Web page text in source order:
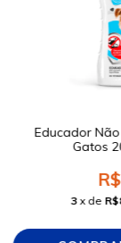
Educador
Gatos
3 x de